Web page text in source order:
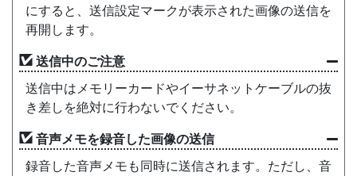
にすると、送信設定マークが表示された画像の送信を
再開します。
送信中のご注意
送信中はメモリーカードやイーサネットケーブルの抜
き差しを絶対に行わないでください。
音声メモを録音した画像の送信
録音した音声メモも同時に送信されます。ただし、音